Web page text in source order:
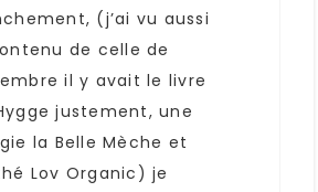
(j’ai vu aussi
de celle de
il y avait le livre
justement, une
la Belle Mèche et
Lov Organic) je